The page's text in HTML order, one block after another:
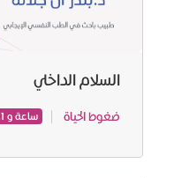
السلام الداخلي
ضغوط الحياة ساعة و 21 دقيقة